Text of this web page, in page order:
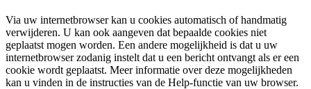
Via uw internetbrowser kan u cookies automatisch of handmatig
verwijderen. U kan ook aangeven dat bepaalde cookies niet
geplaatst mogen worden. Een andere mogelijkheid is dat u uw
internetbrowser zodanig instelt dat u een bericht ontvangt als er een
cookie wordt geplaatst. Meer informatie over deze mogelijkheden
kan u vinden in de instructies van de Help-functie van uw browser.